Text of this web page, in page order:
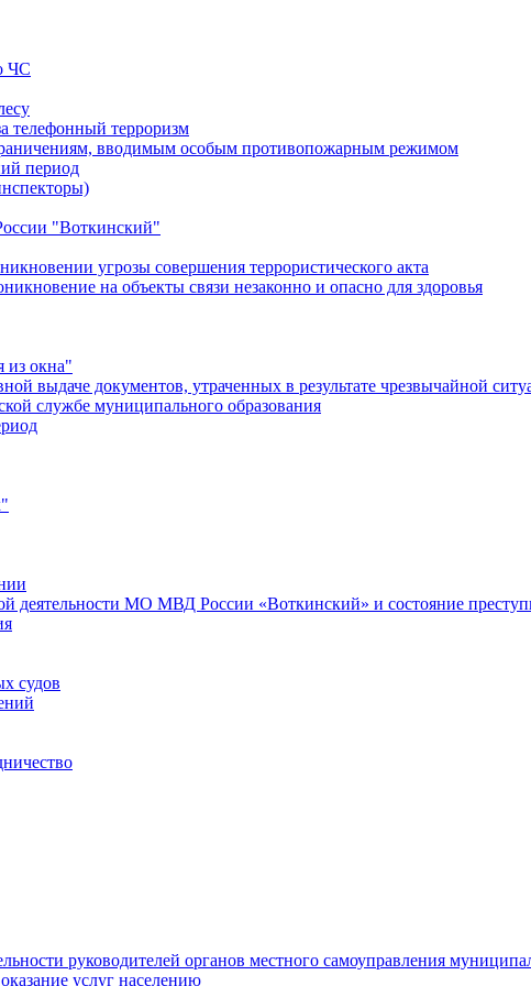
ЧС
телефонный терроризм
вводимым особым противопожарным режимом
период
"Воткинский"
угрозы совершения террористического акта
на объекты связи незаконно и опасно для здоровья
из окна"
выдаче документов, утраченных в результате чрезвычайной
службе муниципального образования
деятельности МО МВД России «Воткинский» и состояние
судов
руководителей органов местного самоуправления
услуг населению